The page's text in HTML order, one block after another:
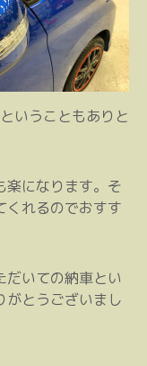
いうこともありと
楽になります。そ
くれるのでおすす
だいての納車とい
がとうございまし